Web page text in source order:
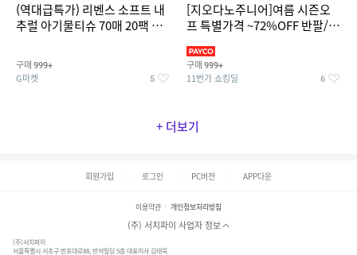
(역대급특가) 리벤스 소프트 내
추럴 아기물티슈 70매 20팩 캡
구매 999+
G마켓 5
[지오다노주니어]여름 시즌오
프 특별가격 ~72%OFF 반팔/반
구매 999+
11번가 쇼킹딜 6
+ 더보기
회원가입 로그인 PC버전 APP다운
이용약관 개인정보처리방침
(주) 서치파이 사업자 정보
(주)서치파이
서울특별시 서초구 반포대로88, 반석빌딩 5층 대표이사 김태묵